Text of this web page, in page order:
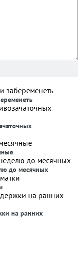
до месячных
на ранних